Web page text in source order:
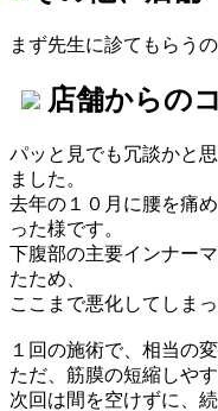
まず先生に診てもらう
店舗からの
パッと見でも冗談かと
ました。
去年の１０月に腰を痛
った様です。
下腹部の主要インナー
たため、
ここまで悪化してしま
１回の施術で、相当の
ただ、筋膜の短縮しや
次回は間を空けずに、